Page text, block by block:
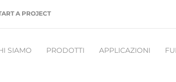
A PROJECT
SIAMO PRODOTTI APPLICAZIONI